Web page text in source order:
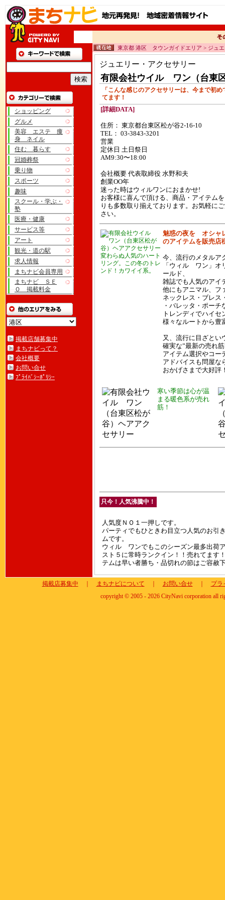
ショッピング
グルメ
美容 エステ 痩
身 ネイル
住む 暮らす
冠婚葬祭
乗り物
スポーツ
趣味
スクール・学ぶ・
塾
医療・健康
サービス等
アート
観光・道の駅
求人情報
まちナビ会員専用
まちナビ ＳＥ
Ｏ 掲載料金
掲載店舗募集中
まちナビって？
会社概要
お問い合せ
ﾌﾟﾗｲﾊﾞｼｰﾎﾟﾘｼｰ
東京都 港区 タウンガイドエリア > ジュ
ジュエリー・アクセサリー
有限会社ウイル ワン（台東
「こんな感じのアクセサリーは、今まで初
てます！
[詳細DATA]
住所： 東京都台東区松が谷2-16-10
TEL： 03-3843-3201
営業
定休日 土日祭日
AM9:30〜18:00
会社概要 代表取締役 水野和夫
創業OO年
迷った時はウィルワンにおまかせ!
お客様に喜んで頂ける、商品・アイテム
りも多数取り揃えております。お気軽に
さい。
変わらぬ人気のハート
リング。この冬のトレ
ンド！カワイイ系。
魅惑の夜を オシャ
のアイテムを販売店
今、流行のメタルア
「ウィル ワン」オ
ールド、
雑誌でも人気のアイ
他にもアニマル、フ
ネックレス・ブレス
・バレッタ・ポー
トレンディでハイ
様々なルートから豊
又、流行に目ざと
確実な”最新の売れ
アイテム選択やコー
アドバイスも問屋な
おかげさまで大好
寒い季節は心が温
まる暖色系が売れ
筋！
只今！人気沸騰中！
人気度ＮＯ１一押しです。
パーティでもひときわ目立つ人気のお引
ムです。
ウィル ワンでもこのシーズン最多出荷
スト５に常時ランクイン！！売れてます
テムは早い者勝ち・品切れの節はご容赦
掲載店募集中 まちナビについて お問い合せ｜
プラ
copyright © 2005 - 2026 CityNavi corporation all